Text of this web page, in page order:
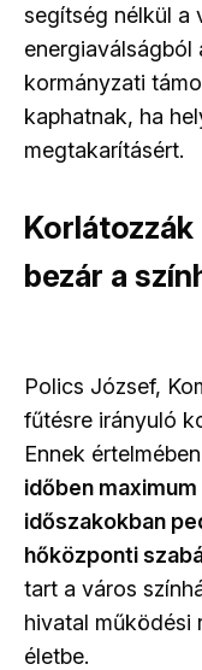
segítség nélkül a
kormányzati
kaphatnak, ha
megtakarításért.
bezár a
Polics József,
fűtésre irányuló
Ennek értelmében
időben
időszakokban
hőközponti
tart a város
hivatal működési
életbe.